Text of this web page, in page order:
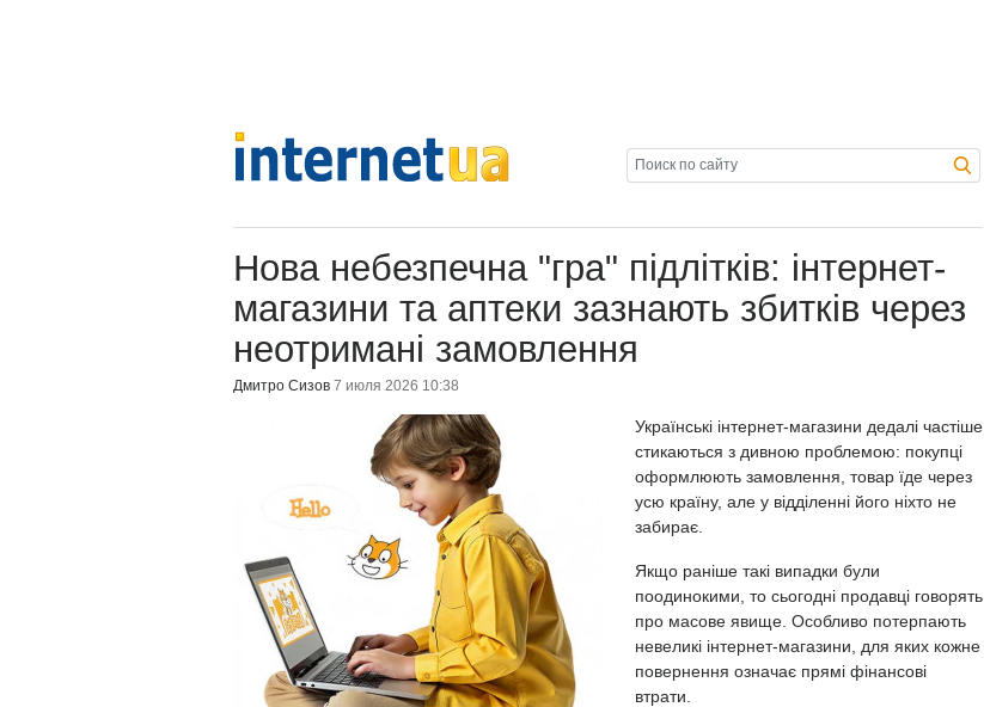
Нова небезпечна "гра" підлітків: інтернет-
магазини та аптеки зазнають збитків через
неотримані замовлення
Дмитро Сизов 7 июля 2026 10:38
Українські інтернет-магазини дедалі частіше
стикаються з дивною проблемою: покупці
оформлюють замовлення, товар їде через
усю країну, але у відділенні його ніхто не
забирає.
Якщо раніше такі випадки були
поодинокими, то сьогодні продавці говорять
про масове явище. Особливо потерпають
невеликі інтернет-магазини, для яких кожне
повернення означає прямі фінансові
втрати.